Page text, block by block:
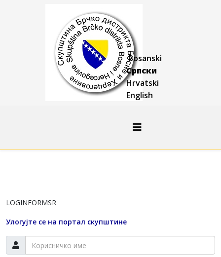
Bosanski
Српски
Hrvatski
English
LOGINFORMSR
Улогујте се на портал скупштине